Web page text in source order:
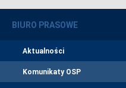
BIURO PRASOWE
Aktualności
Komunikaty OSP